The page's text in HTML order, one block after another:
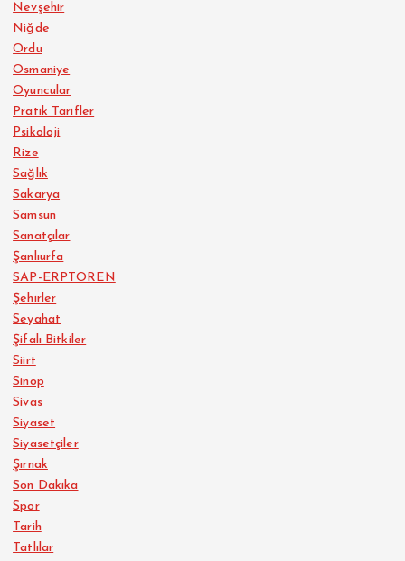
Nevşehir
Niğde
Ordu
Osmaniye
Oyuncular
Pratik Tarifler
Psikoloji
Rize
Sağlık
Sakarya
Samsun
Sanatçılar
Şanlıurfa
SAP-ERPTOREN
Şehirler
Seyahat
Şifalı Bitkiler
Siirt
Sinop
Sivas
Siyaset
Siyasetçiler
Şırnak
Son Dakika
Spor
Tarih
Tatlılar